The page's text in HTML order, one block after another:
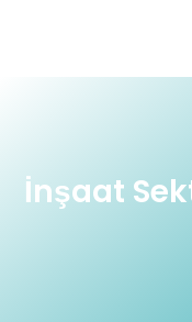
İnşaat